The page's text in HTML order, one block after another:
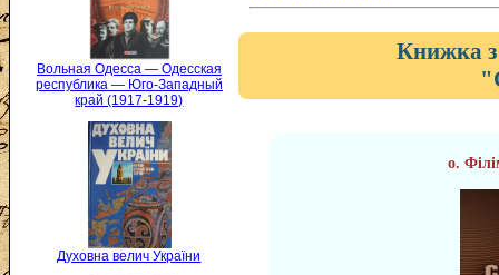
Вольная Одесса — Одесская
республика — Юго-Западный
край (1917-1919)
Духовна велич України
Книжка
о.